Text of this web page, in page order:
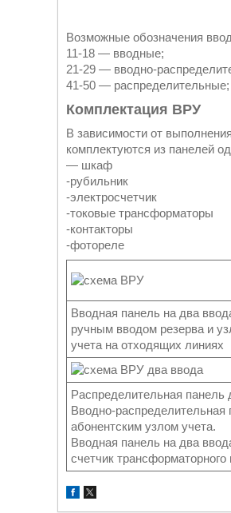
Возможные обозначения
11-18 ― вводные;
21-29 ― вводно-
41-50 ― распределительные;
Комплектация ВРУ
В зависимости от
комплектуются из панелей
― шкаф
-рубильник
-электросчетчик
-токовые трансформаторы
-контакторы
-фотореле
Вводная панель на два
ручным вводом резерва и
учета на отходящих линиях
Распределительная панель
Вводно-
абонентским узлом учета.
Вводная панель на два
счетчик